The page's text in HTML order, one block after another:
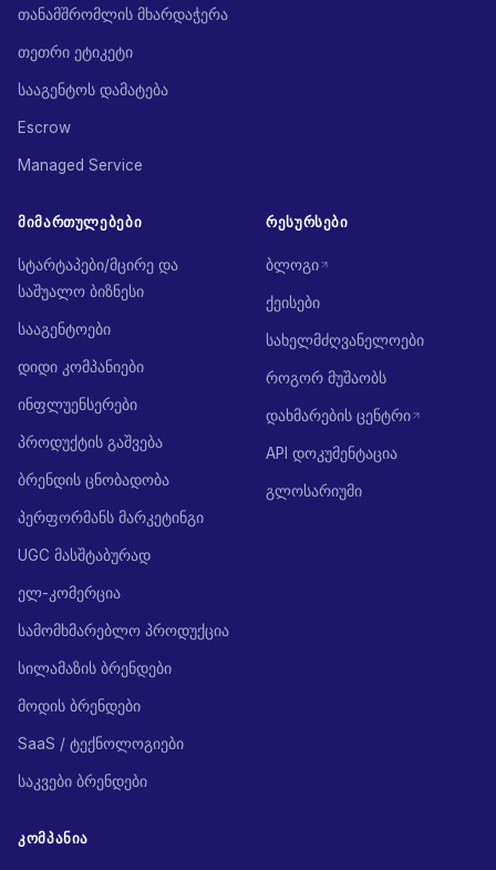
თანამშრომლის მხარდაჭერა
თეთრი ეტიკეტი
სააგენტოს დამატება
Escrow
Managed Service
ᲛᲘᲛᲐᲠᲗᲣᲚᲔᲑᲔᲑᲘ
სტარტაპები/მცირე და
საშუალო ბიზნესი
სააგენტოები
დიდი კომპანიები
ინფლუენსერები
პროდუქტის გაშვება
ბრენდის ცნობადობა
პერფორმანს მარკეტინგი
UGC მასშტაბურად
ელ-კომერცია
სამომხმარებლო პროდუქცია
სილამაზის ბრენდები
მოდის ბრენდები
SaaS / ტექნოლოგიები
საკვები ბრენდები
ᲠᲔᲡᲣᲠᲡᲔᲑᲘ
ბლოგი
ქეისები
სახელმძღვანელოები
როგორ მუშაობს
დახმარების ცენტრი
API დოკუმენტაცია
გლოსარიუმი
ᲙᲝᲛᲞᲐᲜᲘᲐ